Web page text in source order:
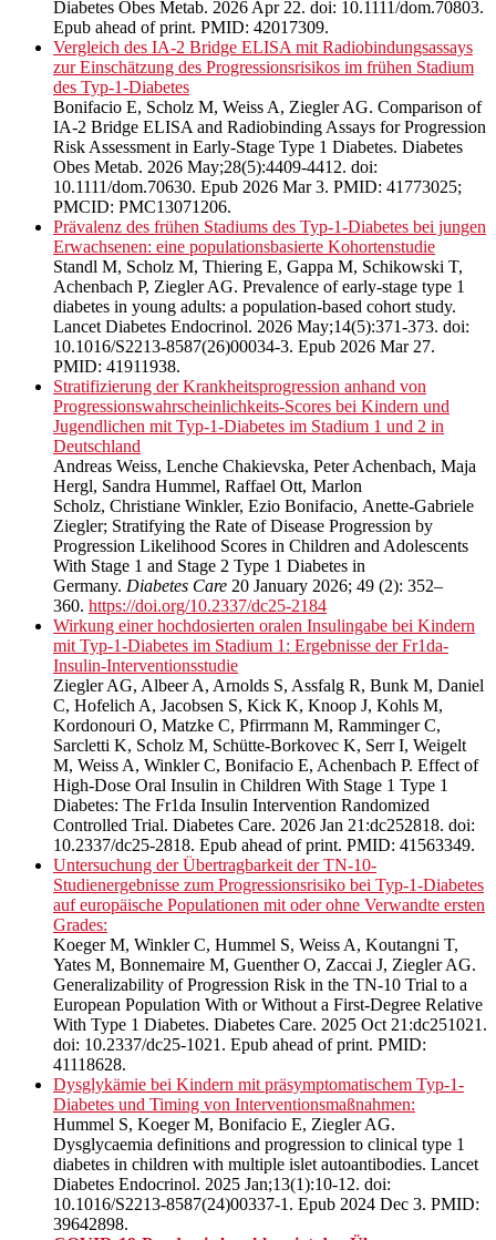
Diabetes Obes Metab. 2026 Apr 22. doi: 10.1111/dom.70803.
Epub ahead of print. PMID: 42017309.
Vergleich des IA-2 Bridge ELISA mit Radiobindungsassays
zur Einschätzung des Progressionsrisikos im frühen Stadium
des Typ-1-Diabetes
Bonifacio E, Scholz M, Weiss A, Ziegler AG. Comparison of
IA-2 Bridge ELISA and Radiobinding Assays for Progression
Risk Assessment in Early-Stage Type 1 Diabetes. Diabetes
Obes Metab. 2026 May;28(5):4409-4412. doi:
10.1111/dom.70630. Epub 2026 Mar 3. PMID: 41773025;
PMCID: PMC13071206.
Prävalenz des frühen Stadiums des Typ-1-Diabetes bei jungen
Erwachsenen: eine populationsbasierte Kohortenstudie
Standl M, Scholz M, Thiering E, Gappa M, Schikowski T,
Achenbach P, Ziegler AG. Prevalence of early-stage type 1
diabetes in young adults: a population-based cohort study.
Lancet Diabetes Endocrinol. 2026 May;14(5):371-373. doi:
10.1016/S2213-8587(26)00034-3. Epub 2026 Mar 27.
PMID: 41911938.
Stratifizierung der Krankheitsprogression anhand von
Progressionswahrscheinlichkeits-Scores bei Kindern und
Jugendlichen mit Typ-1-Diabetes im Stadium 1 und 2 in
Deutschland
Andreas Weiss, Lenche Chakievska, Peter Achenbach, Maja
Hergl, Sandra Hummel, Raffael Ott, Marlon
Scholz, Christiane Winkler, Ezio Bonifacio, Anette-Gabriele
Ziegler; Stratifying the Rate of Disease Progression by
Progression Likelihood Scores in Children and Adolescents
With Stage 1 and Stage 2 Type 1 Diabetes in
Germany. Diabetes Care 20 January 2026; 49 (2): 352–
360. https://doi.org/10.2337/dc25-2184
Wirkung einer hochdosierten oralen Insulingabe bei Kindern
mit Typ-1-Diabetes im Stadium 1: Ergebnisse der Fr1da-
Insulin-Interventionsstudie
Ziegler AG, Albeer A, Arnolds S, Assfalg R, Bunk M, Daniel
C, Hofelich A, Jacobsen S, Kick K, Knoop J, Kohls M,
Kordonouri O, Matzke C, Pfirrmann M, Ramminger C,
Sarcletti K, Scholz M, Schütte-Borkovec K, Serr I, Weigelt
M, Weiss A, Winkler C, Bonifacio E, Achenbach P. Effect of
High-Dose Oral Insulin in Children With Stage 1 Type 1
Diabetes: The Fr1da Insulin Intervention Randomized
Controlled Trial. Diabetes Care. 2026 Jan 21:dc252818. doi:
10.2337/dc25-2818. Epub ahead of print. PMID: 41563349.
Untersuchung der Übertragbarkeit der TN-10-
Studienergebnisse zum Progressionsrisiko bei Typ-1-Diabetes
auf europäische Populationen mit oder ohne Verwandte ersten
Grades:
Koeger M, Winkler C, Hummel S, Weiss A, Koutangni T,
Yates M, Bonnemaire M, Guenther O, Zaccai J, Ziegler AG.
Generalizability of Progression Risk in the TN-10 Trial to a
European Population With or Without a First-Degree Relative
With Type 1 Diabetes. Diabetes Care. 2025 Oct 21:dc251021.
doi: 10.2337/dc25-1021. Epub ahead of print. PMID:
41118628.
Dysglykämie bei Kindern mit präsymptomatischem Typ-1-
Diabetes und Timing von Interventionsmaßnahmen:
Hummel S, Koeger M, Bonifacio E, Ziegler AG.
Dysglycaemia definitions and progression to clinical type 1
diabetes in children with multiple islet autoantibodies. Lancet
Diabetes Endocrinol. 2025 Jan;13(1):10-12. doi:
10.1016/S2213-8587(24)00337-1. Epub 2024 Dec 3. PMID:
39642898.